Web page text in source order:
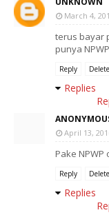
March 4,
terus bayar
punya
Reply Delete
Replies
April 13,
Pake NPWP
Reply Delete
Replies